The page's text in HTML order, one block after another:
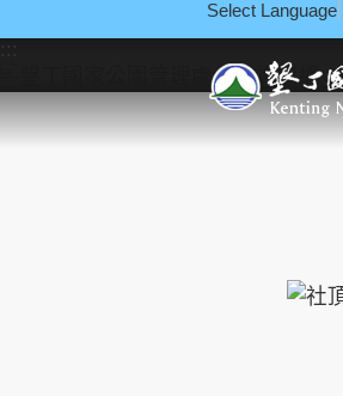
Select Language
:::